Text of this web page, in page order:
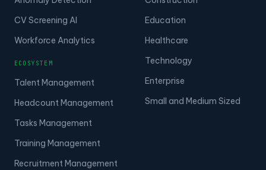
CV Screening AI
Workforce Analytics
ECOSYSTEM
Talent Management
Headcount Management
Tasks Management
Training Management
Recruitment Management
Education
Healthcare
Technology
Enterprise
Small and Medium Sized